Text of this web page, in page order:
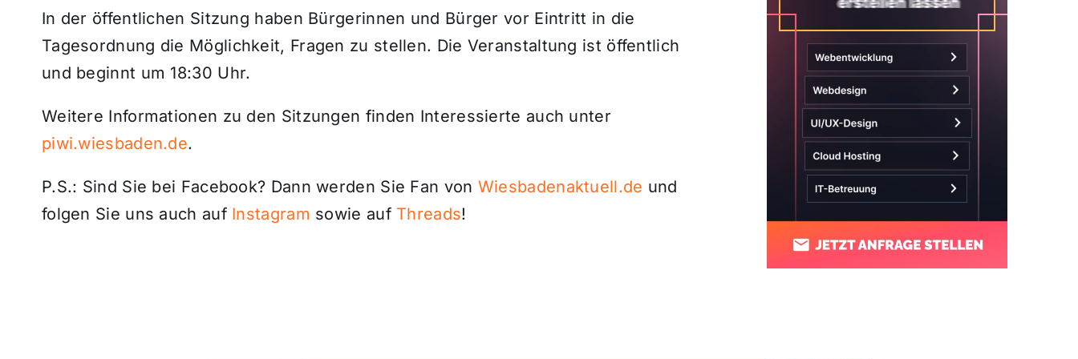
In der öffentlichen Sitzung haben Bürgerinnen und Bürger vor Eintritt in die
Tagesordnung die Möglichkeit, Fragen zu stellen. Die Veranstaltung ist öffentlich
und beginnt um 18:30 Uhr.
Weitere Informationen zu den Sitzungen finden Interessierte auch unter
piwi.wiesbaden.de.
P.S.: Sind Sie bei Facebook? Dann werden Sie Fan von Wiesbadenaktuell.de und
folgen Sie uns auch auf Instagram sowie auf Threads!